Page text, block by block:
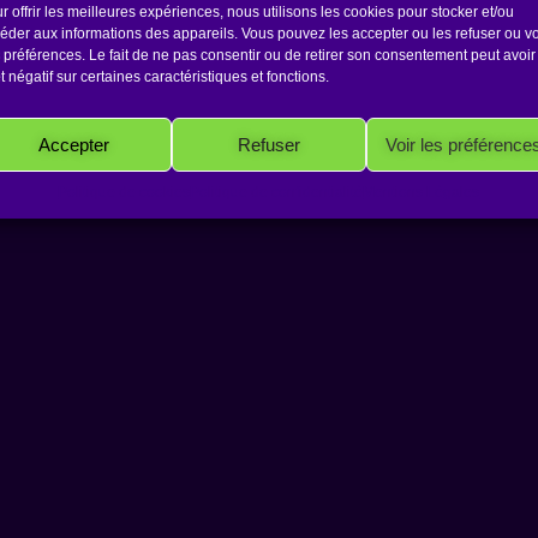
offrir les meilleures expériences, nous utilisons les cookies pour stocker et/ou
aux informations des appareils. Vous pouvez les accepter ou les refuser ou
préférences. Le fait de ne pas consentir ou de retirer son consentement peut avoir
négatif sur certaines caractéristiques et fonctions.
Accepter Refuser Voir les